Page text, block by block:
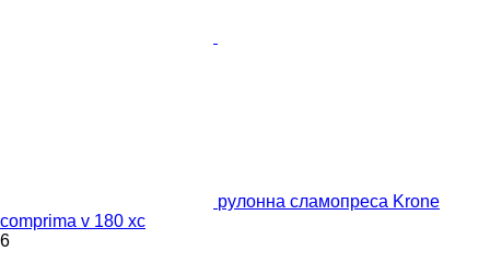
рулонна сламопреса Krone
comprima v 180 xc
6